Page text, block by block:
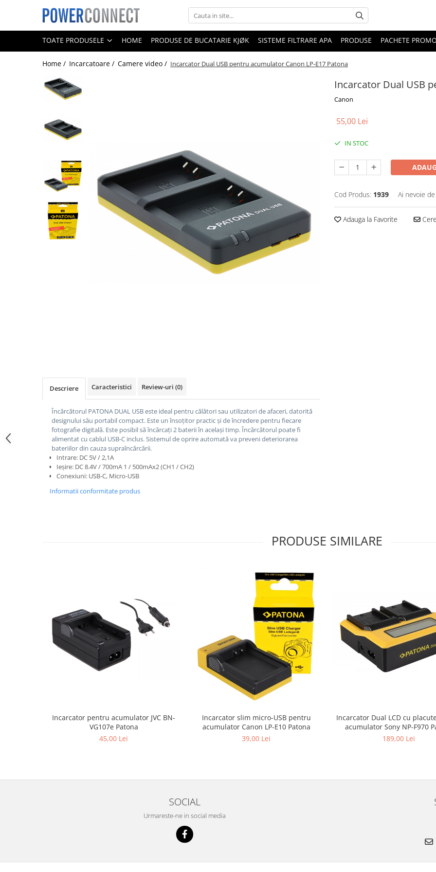
Toate Produsele
Sisteme filtrare apa
Sisteme filtrare apa
Camere video
Telefoane mobile
Scule electrice
Telefoane mobile
Produse de bucatarie kjøk
Accesorii kjøk
Pachete Promo
Incarcatoare & acumulatori
Custi aparate foto-video
Incarcatoare auto
Telefoane mobile
TOATE PRODUSELE HOME PRODUSE DE BUCATARIE KJØK SISTEME FILTRARE APA PRODUSE PACHETE PROMO
Home / Incarcatoare / Camere video / Incarcator Dual USB pentru acumulator Canon LP-E17 Patona
Incarcator Dual USB
Canon
55,00 Lei
IN STOC
Cod Produs: 1939 Ai nevoie
Adauga la Favorite
Descriere Caracteristici Review-uri (0)
Încărcătorul PATONA DUAL USB este ideal pentru călători sau utilizatori de afaceri, datorită
designului său portabil compact. Este un însoțitor practic și de încredere pentru fiecare
fotografie digitală. Este posibil să încărcați 2 baterii în același timp.Încărcătorul poate fi
alimentat cu cablul USB-C inclus.Sistemul de oprire automată va preveni deteriorarea
bateriilor din cauza supraîncărcării.
Intrare: DC 5V / 2,1A
Ieșire: DC 8.4V / 700mA 1 / 500mAx2(CH1 / CH2)
Conexiuni: USB-C, Micro-USB
Informatii conformitate produs
PRODUSE SIMILARE
Incarcator pentru acumulator JVC BN-
VG107e Patona
45,00 Lei
Incarcator slim micro-USB pentru
acumulator Canon LP-E10 Patona
39,00 Lei
Incarcator Dual LCD cu
acumulator Sony NP-F970
189,00 Lei
SOCIAL
Urmareste-ne in social media